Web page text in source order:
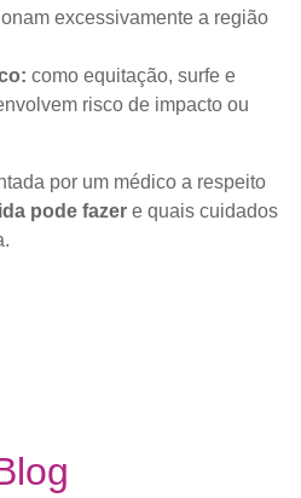
excessivamente a região
como equitação, surfe e
risco de impacto ou
por um médico a respeito
pode fazer e quais cuidados